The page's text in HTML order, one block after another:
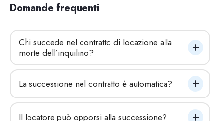
Domande frequenti
Chi succede nel contratto di locazione alla
morte dell’inquilino?
La successione nel contratto è automatica?
Il locatore può opporsi alla successione?